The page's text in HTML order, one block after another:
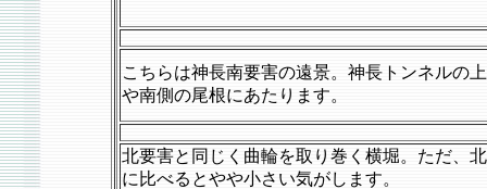
こちらは神長南要害の遠景。神長トンネルの
や南側の尾根にあたります。
北要害と同じく曲輪を取り巻く横堀。ただ、
に比べるとやや小さい気がします。